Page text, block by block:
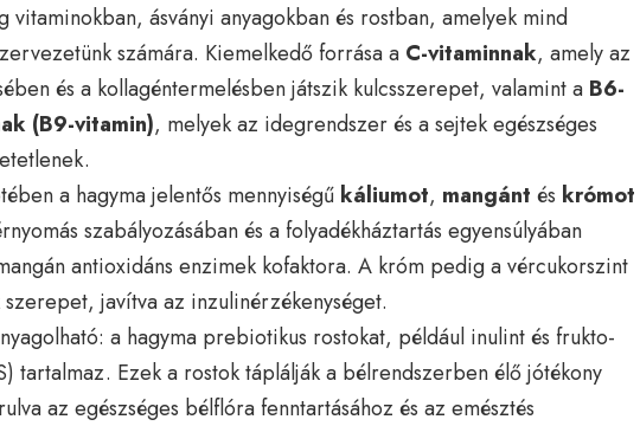
vitaminokban, ásványi anyagokban és rostban, amelyek mind
számára. Kiemelkedő forrása a C-vitaminnak, amely az
és a kollagéntermelésben játszik kulcsszerepet, valamint a B6-
(B9-vitamin), melyek az idegrendszer és a sejtek egészséges
a hagyma jelentős mennyiségű káliumot, mangánt és krómot
szabályozásában és a folyadékháztartás egyensúlyában
antioxidáns enzimek kofaktora. A króm pedig a vércukorszint
javítva az inzulinérzékenységet.
a hagyma prebiotikus rostokat, például inulint és frukto-
tartalmaz. Ezek a rostok táplálják a bélrendszerben élő jótékony
az egészséges bélflóra fenntartásához és az emésztés